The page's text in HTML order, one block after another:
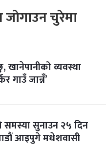
जोगाउन चुरेमा
खानेपानीको व्यवस्था
गाउँ जान्नँ’
समस्या सुनाउन २५ दिन
आइपुगे मधेशवासी